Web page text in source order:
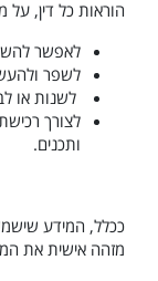
הוראות כל דין, על
לאפשר
לשפר
לשנות או
לצורך
ותכנים.
ככלל, המידע
מזהה אישית את